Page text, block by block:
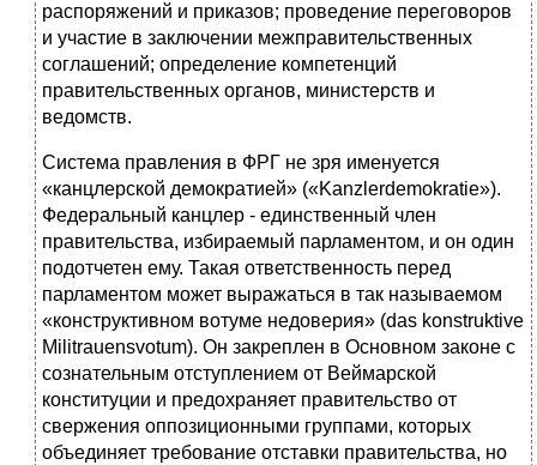
распо­ряжений и приказов; проведение переговоров
и участие в заключении меж­правительственных
соглашений; определение компетенций
правительствен­ных органов, министерств и
ведомств.
Система правления в ФРГ не зря именуется
«канцлерской демо­кратией» («Kanzlerdemokratie»).
Федеральный канцлер - единственный член
правительства, избираемый парламентом, и он один
подотчетен ему. Такая ответственность перед
парламентом может выражаться в так называемом
«конструктивном вотуме недоверия» (das konstruktive
Militrauensvotum). Он закреплен в Основном законе с
сознательным отступлением от Веймарской
конституции и предохраняет правительство от
свержения оппозици­онными группами, которых
объединяет требование отставки правительства, но